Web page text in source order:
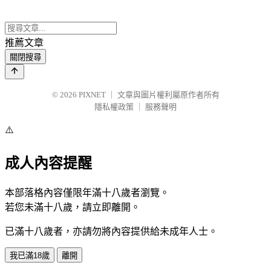
推薦文章
關閉搜尋
© 2026 PIXNET
文章與圖片權利屬原作者所有
隱私權政策
服務聲明
⚠️
成人內容提醒
本部落格內容僅限年滿十八歲者瀏覽。
若您未滿十八歲，請立即離開。
已滿十八歲者，亦請勿將內容提供給未成年人士。
我已滿18歲 離開